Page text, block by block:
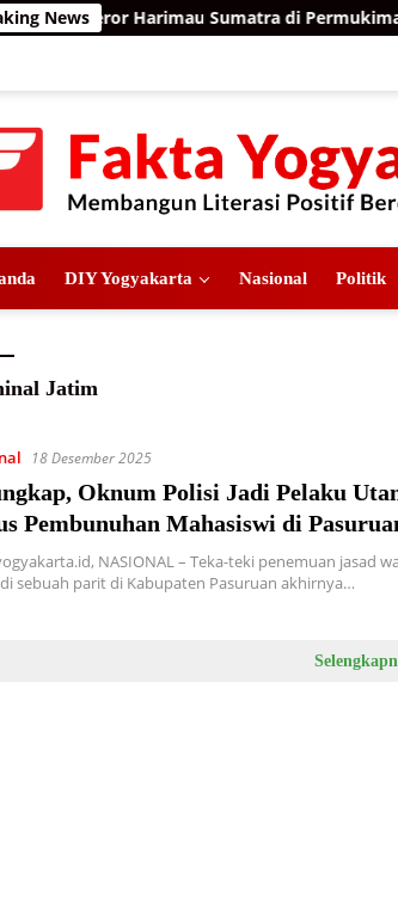
News
Teror Harimau Sumatra di Permukiman
DIY Yogyakarta Nasional Politik
Jatim
18 Desember 2025
Oknum Polisi Jadi Pelaku
Pembunuhan Mahasiswi di
NASIONAL – Teka-teki penemuan jasad
sebuah parit di Kabupaten Pasuruan akhirnya…